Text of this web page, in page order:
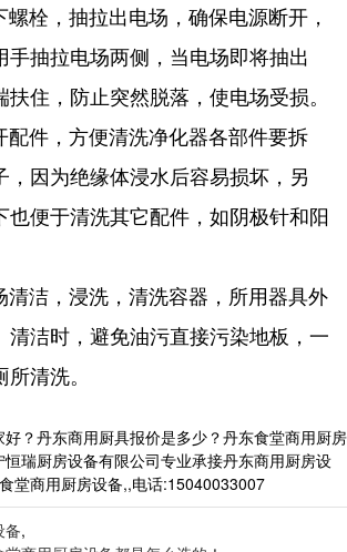
栓，抽拉出电场，确保电源断开，
手抽拉电场两侧，当电场即将抽出
住，防止突然脱落，使电场受损。
配件，方便清洗净化器各部件要拆
，因为绝缘体浸水后容易损坏，另
也便于清洗其它配件，如阴极针和阳
清洁，浸洗，清洗容器，所用器具外
清洁时，避免油污直接污染地板，一
清洗。
？丹东商用厨具报价是多少？丹东食堂商用厨房
瑞厨房设备有限公司专业承接丹东商用厨房设
堂商用厨房设备,,电话:15040033007
备,